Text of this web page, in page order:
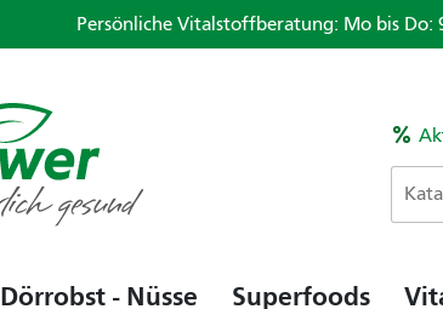
Persönliche Vitalstoffberatung: Mo bis Do:
Dörrobst - Nüsse Superfoods